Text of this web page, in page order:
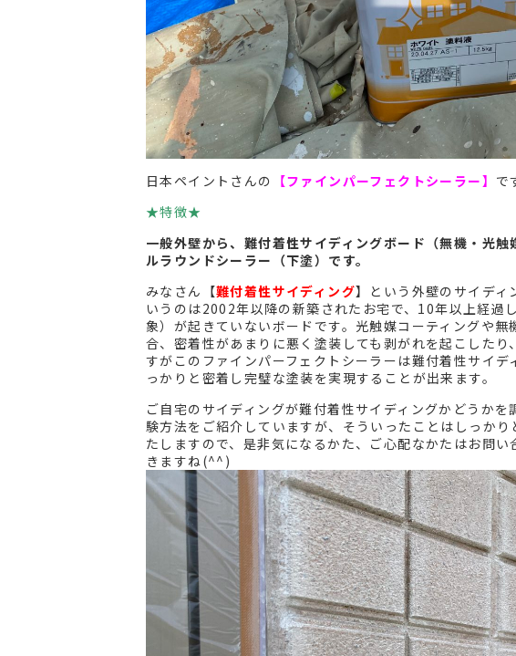
日本ペイントさんの 【ファインパーフェクトシーラー】 で
★特徴★
一般外壁から、難付着性サイディングボード（無機・光
ルラウンドシーラー（下塗）です。
みなさん【難付着性サイディング】という外壁のサイディ
いうのは2002年以降の新築されたお宅で、10年以上経過
象）が起きていないボードです。光触媒コーティングや
合、密着性があまりに悪く塗装しても剥がれを起こした
すがこのファインパーフェクトシーラーは難付着性サイ
っかりと密着し完璧な塗装を実現することが出来ます。
ご自宅のサイディングが難付着性サイディングかどうか
験方法をご紹介していますが、そういったことはしっか
たしますので、是非気になるかた、ご心配なかたはお問
きますね(^^)